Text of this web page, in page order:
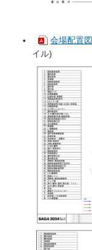
会場配置
イル)